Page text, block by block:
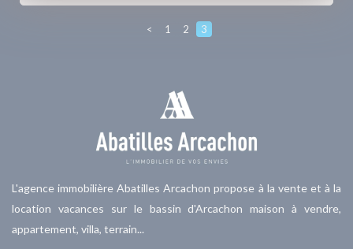
< 1 2 3
L'agence immobilière Abatilles Arcachon propose à la vente et à la
location vacances sur le bassin d'Arcachon maison à vendre,
appartement, villa, terrain...